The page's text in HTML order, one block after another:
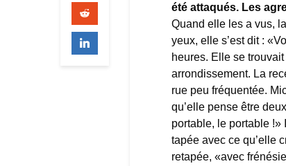
été attaqués. Les
Quand elle les a vus,
yeux, elle s’est dit :
heures. Elle se
arrondissement. La
rue peu fréquentée.
qu’elle pense être
portable, le portable !»
tapée avec ce qu’elle
retapée, «avec